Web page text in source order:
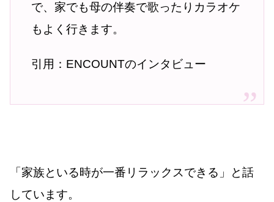
で、家でも母の伴奏で歌ったりカラオケ
もよく行きます。
引用：ENCOUNTのインタビュー
「家族といる時が一番リラックスできる」と話
しています。